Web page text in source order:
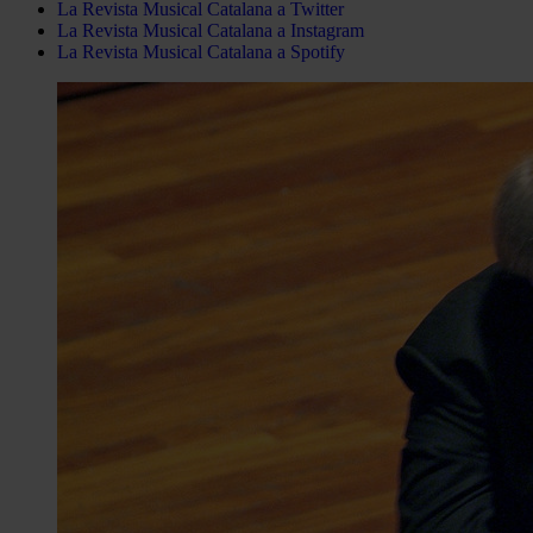
La Revista Musical Catalana a Twitter
La Revista Musical Catalana a Instagram
La Revista Musical Catalana a Spotify